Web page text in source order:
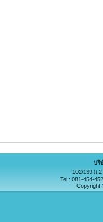
บริ
102/139 ม
Tel : 081-454-
Copyright